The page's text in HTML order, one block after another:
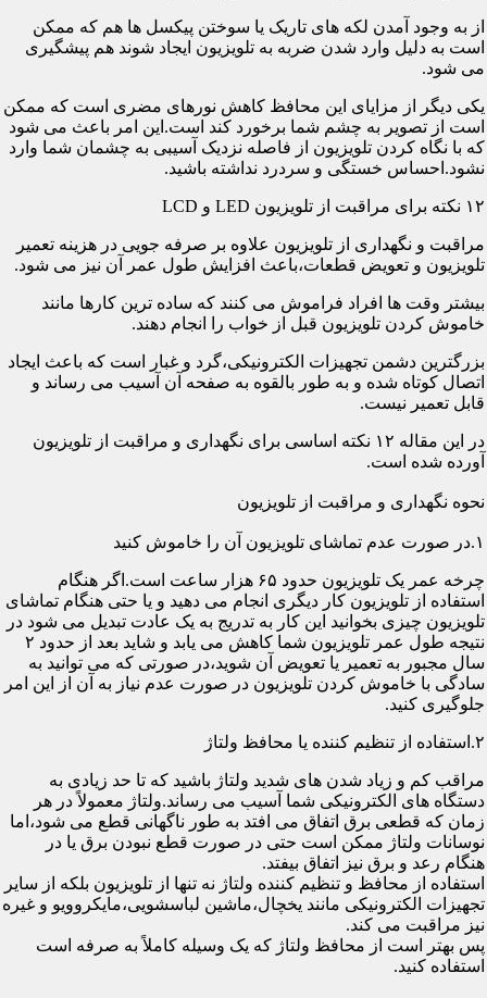
از به وجود آمدن لکه های تاریک یا سوختن پیکسل ها هم که ممکن
است به دلیل وارد شدن ضربه به تلویزیون ایجاد شوند هم پیشگیری
می شود.
یکی دیگر از مزایای این محافظ کاهش نورهای مضری است که ممکن
است از تصویر به چشم شما برخورد کند است.این امر باعث می شود
که با نگاه کردن تلویزیون از فاصله نزدیک آسیبی به چشمان شما وارد
نشود.احساس خستگی و سردرد نداشته باشید.
۱۲ نکته برای مراقبت از تلویزیون LED و LCD
مراقبت و نگهداری از تلویزیون علاوه بر صرفه جویی در هزینه تعمیر
تلویزیون و تعویض قطعات،باعث افزایش طول عمر آن نیز می شود.
بیشتر وقت ها افراد فراموش می کنند که ساده ترین کارها مانند
خاموش کردن تلویزیون قبل از خواب را انجام دهند.
بزرگترین دشمن تجهیزات الکترونیکی،گرد و غبار است که باعث ایجاد
اتصال کوتاه شده و به طور بالقوه به صفحه آن آسیب می رساند و
قابل تعمیر نیست.
در این مقاله ۱۲ نکته اساسی برای نگهداری و مراقبت از تلویزیون
آورده شده است.
نحوه نگهداری و مراقبت از تلویزیون
۱.در صورت عدم تماشای تلویزیون آن را خاموش کنید
چرخه عمر یک تلویزیون حدود ۶۵ هزار ساعت است.اگر هنگام
استفاده از تلویزیون کار دیگری انجام می دهید و یا حتی هنگام تماشای
تلویزیون چیزی بخوانید این کار به تدریج به یک عادت تبدیل می شود در
نتیجه طول عمر تلویزیون شما کاهش می یابد و شاید بعد از حدود ۲
سال مجبور به تعمیر یا تعویض آن شوید،در صورتی که می توانید به
سادگی با خاموش کردن تلویزیون در صورت عدم نیاز به آن از این امر
جلوگیری کنید.
۲.استفاده از تنظیم کننده یا محافظ ولتاژ
مراقب کم و زیاد شدن های شدید ولتاژ باشید که تا حد زیادی به
دستگاه های الکترونیکی شما آسیب می رساند.ولتاژ معمولاً در هر
زمان که قطعی برق اتفاق می افتد به طور ناگهانی قطع می شود،اما
نوسانات ولتاژ ممکن است حتی در صورت قطع نبودن برق یا در
هنگام رعد و برق نیز اتفاق بیفتد.
استفاده از محافظ و تنظیم کننده ولتاژ نه تنها از تلویزیون بلکه از سایر
تجهیزات الکترونیکی مانند یخچال،ماشین لباسشویی،مایکروویو و غیره
نیز مراقبت می کند.
پس بهتر است از محافظ ولتاژ که یک وسیله کاملاً به صرفه است
استفاده کنید.